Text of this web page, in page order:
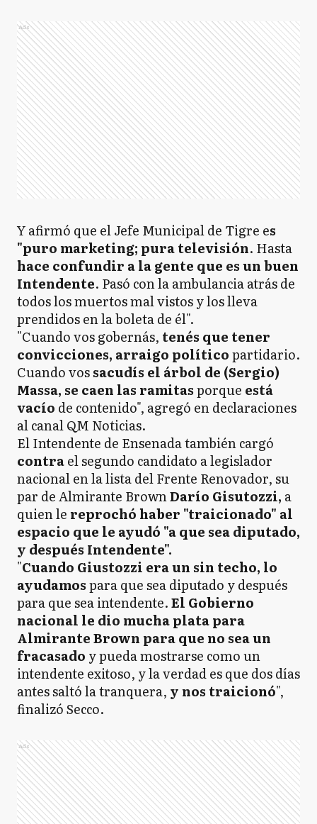
Ads
Y afirmó que el Jefe Municipal de Tigre es
"puro marketing; pura televisión. Hasta
hace confundir a la gente que es un buen
Intendente. Pasó con la ambulancia atrás de
todos los muertos mal vistos y los lleva
prendidos en la boleta de él".
"Cuando vos gobernás, tenés que tener
convicciones, arraigo políticopartidario.
Cuando vossacudís el árbol de (Sergio)
Massa, se caen las ramitasporque está
vacío de contenido", agregó en declaraciones
al canal QM Noticias.
El Intendente de Ensenada también cargó
contrael segundo candidato a legislador
nacional en la lista del Frente Renovador, su
par de Almirante BrownDarío Gisutozzi, a
quien le reprochó haber "traicionado" al
espacio que le ayudó "a que sea diputado,
y después Intendente".
"Cuando Giustozzi era un sin techo, lo
ayudamospara que sea diputado y después
para que sea intendente.El Gobierno
nacional le dio mucha plata para
Almirante Brown para que no sea un
fracasado y pueda mostrarse como un
intendente exitoso, y la verdad es que dos días
antes saltó la tranquera, y nos traicionó",
finalizó Secco.
Ads